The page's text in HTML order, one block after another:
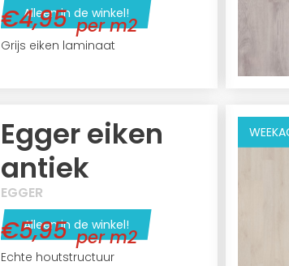
Alleen in de winkel!
Grijs eiken laminaat
€4,95 per m2
Egger eiken
antiek
EGGER
Alleen in de winkel!
Echte houtstructuur
€5,95 per m2